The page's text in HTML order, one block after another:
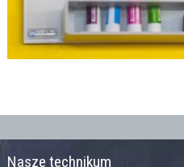
Nasze technikum